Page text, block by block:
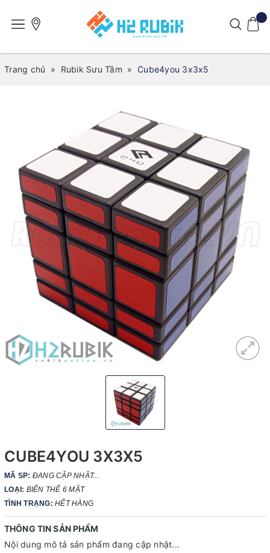
Trang chủ » Rubik Sưu Tầm » Cube4you 3x3x5
CUBE4YOU 3X3X5
MÃ SP: ĐANG CẬP NHẬT...
LOẠI: BIẾN THỂ 6 MẶT
TÌNH TRẠNG: HẾT HÀNG
THÔNG TIN SẢN PHẨM
Nội dung mô tả sản phẩm đang cập nhật...